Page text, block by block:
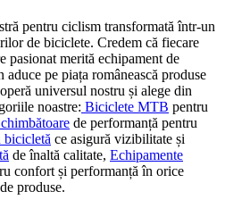
pentru ciclism transformată într-un
de biciclete. Credem că fiecare
pasionat merită echipament de
pe piața românească produse
universul nostru și alege din
noastre: Biciclete MTB pentru
de performanță pentru
ce asigură vizibilitate și
de înaltă calitate, Echipamente
confort și performanță în orice
produse.